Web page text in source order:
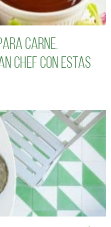
carne.
chef con estas